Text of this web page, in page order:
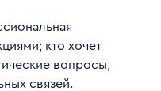
кто хочет
вопросы,
связей.